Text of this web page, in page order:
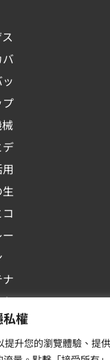
權
提升您的瀏覽體驗、提